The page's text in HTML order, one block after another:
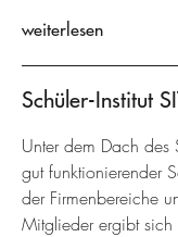
weiterlesen
Schüler-Institut
Unter dem Dach des
gut funktionierender
der Firmenbereiche
Mitglieder ergibt sich